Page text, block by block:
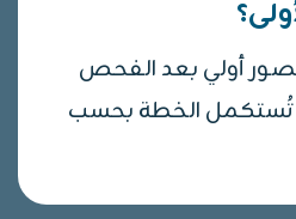
أولي بعد الفحص
تُستكمل الخطة بحسب